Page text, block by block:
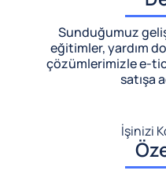
Sunduğumuz
eğitimler, yardım
çözümlerimizlee-
satışa
İşinizi